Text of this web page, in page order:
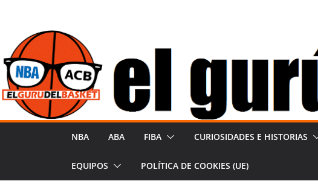
contenido
NBA ABA FIBA CURIOSIDADES E HISTORIAS
EQUIPOS POLÍTICA DE COOKIES (UE)